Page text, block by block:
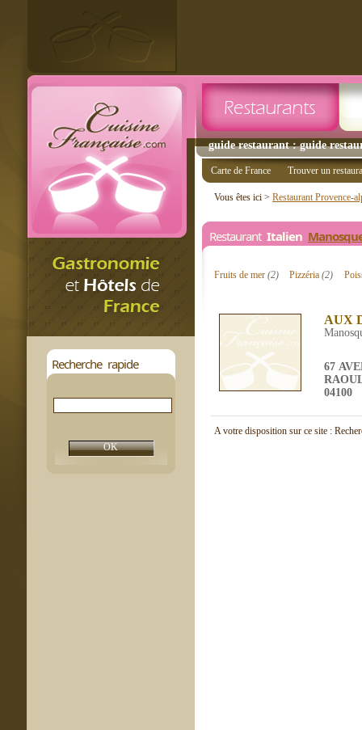
guide restaurant : guide
Recherche rapide
Carte de France Trouver un
Vous êtes ici > Restaurant Provence-
Restaurant Italien
Fruits de mer (2) Pizzéria(2)
AUX
67
04100
A votre disposition sur ce site :